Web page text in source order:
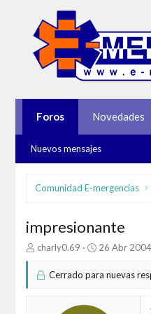
Foros Novedades
Nuevos mensajes
Comunidad E-mergencias
impresionante
I
i
charly0.69
F
c
d
26 Abr 2004
Cerrado para nuevas